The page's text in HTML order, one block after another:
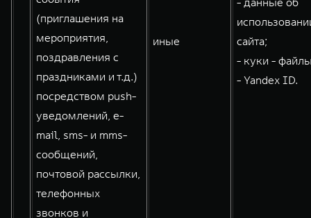
(приглашения на
мероприятия,
поздравления с
праздниками и т.д.)
посредством push-
уведомлений, e-
mail, sms- и mms-
сообщений,
почтовой рассылки,
телефонных
звонков и
иные
сайта;
- куки -
- Yandex ID.